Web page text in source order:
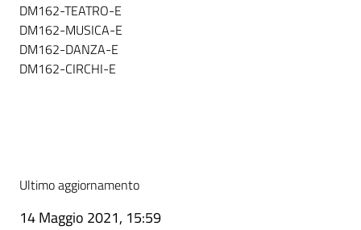
DM162-TEATRO-E
DM162-MUSICA-E
DM162-DANZA-E
DM162-CIRCHI-E
Ultimo aggiornamento
14 Maggio 2021, 15:59